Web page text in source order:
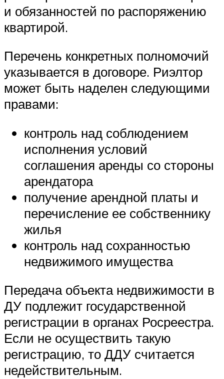
и обязанностей по распоряжению
квартирой.
Перечень конкретных полномочий
указывается в договоре. Риэлтор
может быть наделен следующими
правами:
контроль над соблюдением
исполнения условий
соглашения аренды со стороны
арендатора
получение арендной платы и
перечисление ее собственнику
жилья
контроль над сохранностью
недвижимого имущества
Передача объекта недвижимости в
ДУ подлежит государственной
регистрации в органах Росреестра.
Если не осуществить такую
регистрацию, то ДДУ считается
недействительным.